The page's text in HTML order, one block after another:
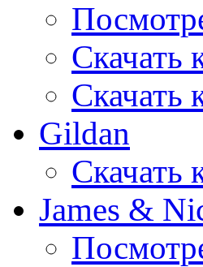
Скачать
Скачать
Gildan
Скачать
James &